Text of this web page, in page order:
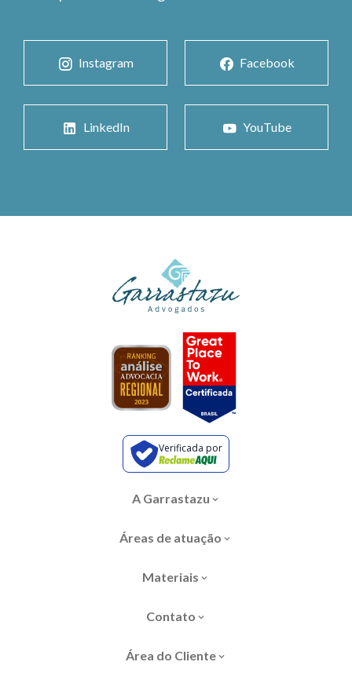
Instagram Facebook
LinkedIn YouTube
Verificada por
A Garrastazu
Áreas de atuação
Materiais
Contato
Área do Cliente